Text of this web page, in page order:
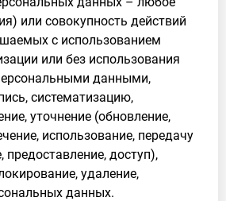
или совокупность действий
с использованием
или без использования
данными,
систематизацию,
уточнение (обновление,
использование, передачу
предоставление, доступ),
удаление,
данных.